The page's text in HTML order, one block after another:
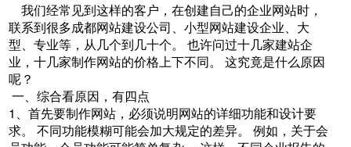
我们经常见到这样的客户，在创建自己的企业网站时，
联系到很多成都网站建设公司、小型网站建设企业、大
型、专业等，从几个到几十个。 也许问过十几家建站企
业，十几家制作网站的价格上下不同。 这究竟是什么原因
呢？
一、综合看原因，有四点
1、首先要制作网站，必须说明网站的详细功能和设计要
求。 不同功能模糊可能会加大规定的差异。 例如，关于会